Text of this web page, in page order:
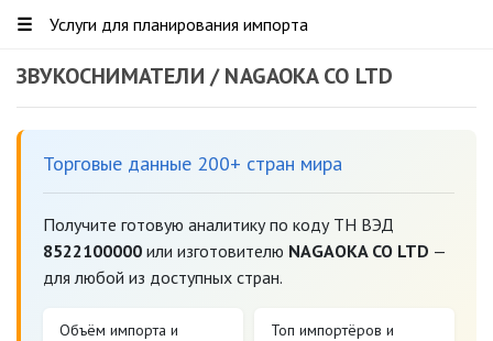
☰ Услуги для планирования импорта
ЗВУКОСНИМАТЕЛИ / NAGAOKA CO LTD
Торговые данные 200+ стран мира
Получите готовую аналитику по коду ТН ВЭД
8522100000 или изготовителю NAGAOKA CO LTD —
для любой из доступных стран.
Объём импорта и
Топ импортёров и